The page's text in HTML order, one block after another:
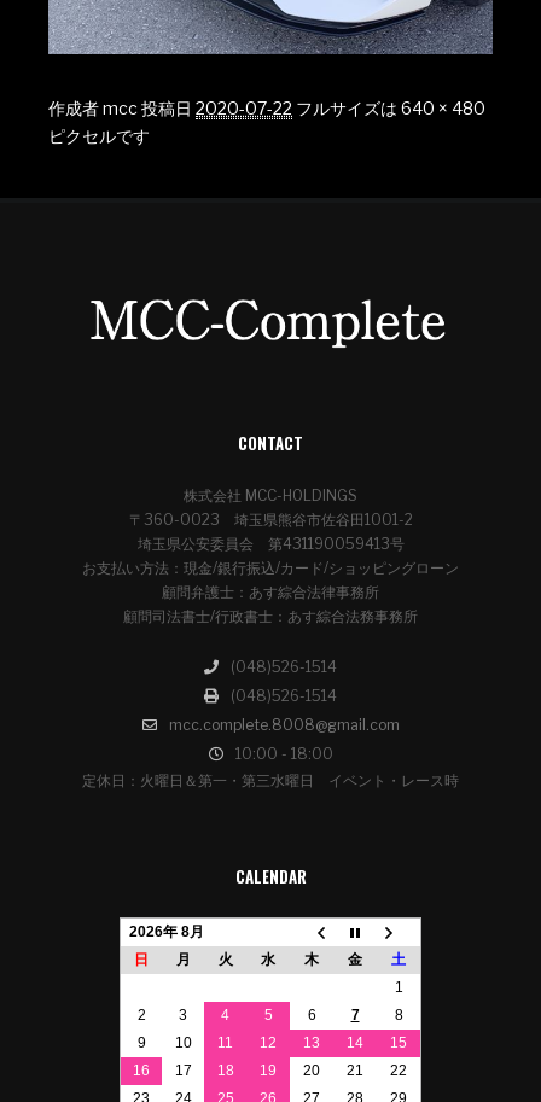
作成者mcc投稿日 2020-07-22 フルサイズは 640 × 480
ピクセルです
CONTACT
株式会社 MCC-HOLDINGS
〒360-0023 埼玉県熊谷市佐谷田1001-2
埼玉県公安委員会 第431190059413号
お支払い方法：現金/銀行振込/カード/ショッピングローン
顧問弁護士：あす綜合法律事務所
顧問司法書士/行政書士：あす綜合法務事務所
(048)526-1514
(048)526-1514
mcc.complete.8008@gmail.com
10:00 - 18:00
定休日：火曜日＆第一・第三水曜日 イベント・レース時
CALENDAR
2026年 8月
日
月 火 水 木 金
土
1
2
3 4 5 6 7
8
9
10 11 12 13 14
15
16
17 18 19 20 21
22
23
24 25 26 27 28 29